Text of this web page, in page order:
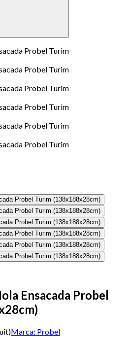
Ensacada Probel
)Marca: Probel